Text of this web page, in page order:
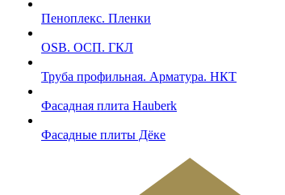
Пеноплекс. Пленки
OSB. ОСП. ГКЛ
Труба профильная. Арматура. НКТ
Фасадная плита Hauberk
Фасадные плиты Дёке